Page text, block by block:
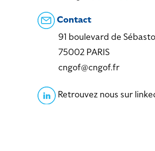
Contact
91 boulevard de
75002 PARIS
cngof@cngof.fr
Retrouvez nous sur